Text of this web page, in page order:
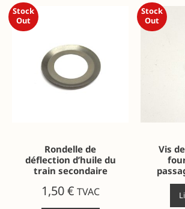
Stock
Out
Rondelle de
déflection d’huile du
train secondaire
1,50€ TVAC
Stock
Out
Vis